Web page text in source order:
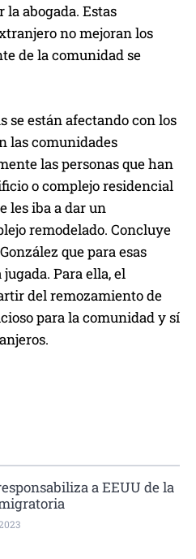
la abogada. Estas
no mejoran los
de la comunidad se
se están afectando con los
las comunidades
las personas que han
o complejo residencial
les iba a dar un
remodelado. Concluye
que para esas
Para ella, el
del remozamiento de
para la comunidad y sí
a EEUU de la